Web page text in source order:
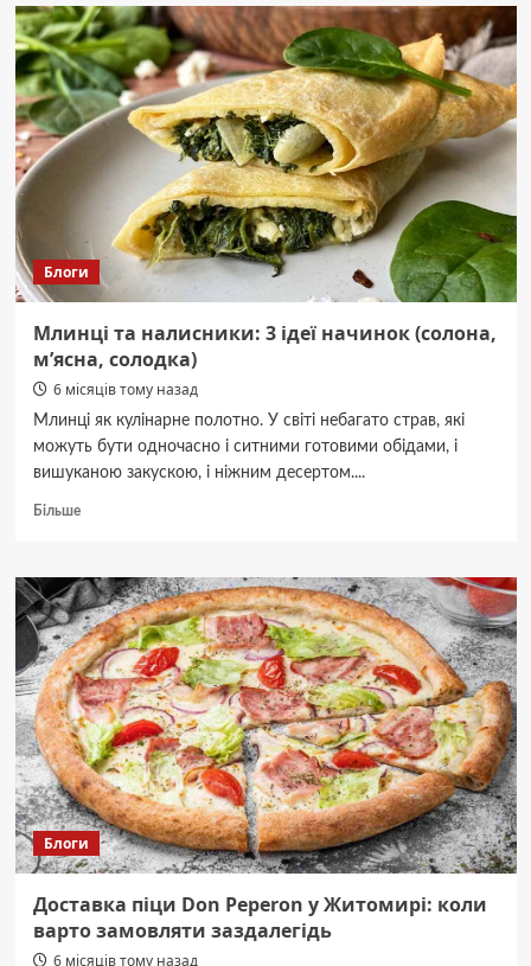
алюмінієва
сковорідка
вважається
однією
з
найзручніших
Блоги
Млинці та налисники: 3 ідеї начинок (солона,
м’ясна, солодка)
6 місяців тому назад
Млинці як кулінарне полотно. У світі небагато страв, які
можуть бути одночасно і ситними готовими обідами, і
вишуканою закускою, і ніжним десертом....
БільшеДокладніше
та
налисники:
3
ідеї
начинок
(солона,
м’ясна,
солодка)
Блоги
Доставка піци Don Peperon у Житомирі: коли
варто замовляти заздалегідь
6 місяців тому назад